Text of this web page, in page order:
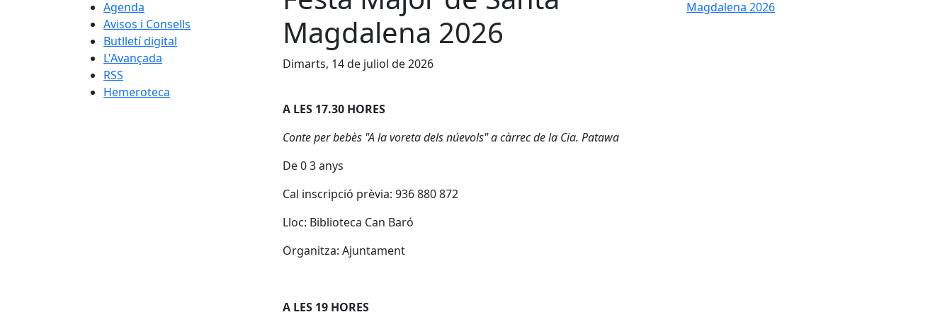
Agenda
Avisos i Consells
Butlletí digital
L'Avançada
RSS
Hemeroteca
Magdalena 2026
Dimarts, 14 de juliol de 2026
A LES 17.30 HORES
Conte per bebès "A la voreta dels núevols" a càrrec de la Cia. Patawa
De 0 3 anys
Cal inscripció prèvia: 936 880 872
Lloc: Biblioteca Can Baró
Organitza: Ajuntament
A LES 19 HORES